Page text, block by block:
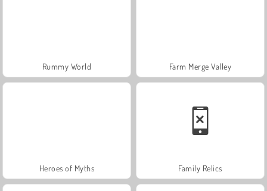
Rummy World Farm Merge Valley
Heroes of Myths Family Relics